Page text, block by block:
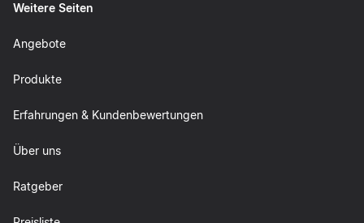
Weitere Seiten
Angebote
Produkte
Erfahrungen & Kundenbewertungen
Über uns
Ratgeber